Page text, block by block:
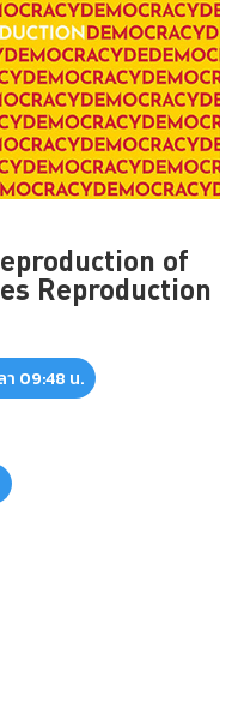
of
Reproduction
า 09:48 น.